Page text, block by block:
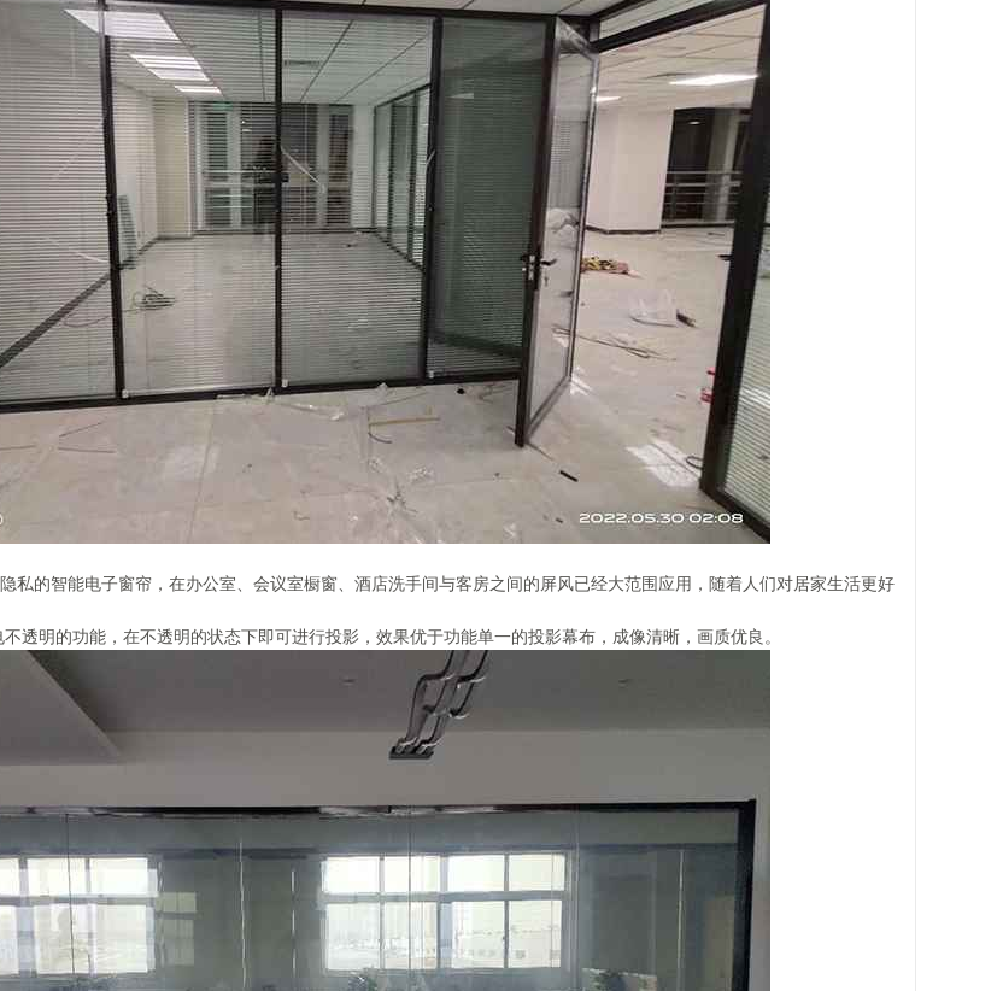
私的智能电子窗帘，在办公室、会议室橱窗、酒店洗手间与客房之间的屏风已经大范围应用，随着人们对居家生活更好
透明的功能，在不透明的状态下即可进行投影，效果优于功能单一的投影幕布，成像清晰，画质优良。